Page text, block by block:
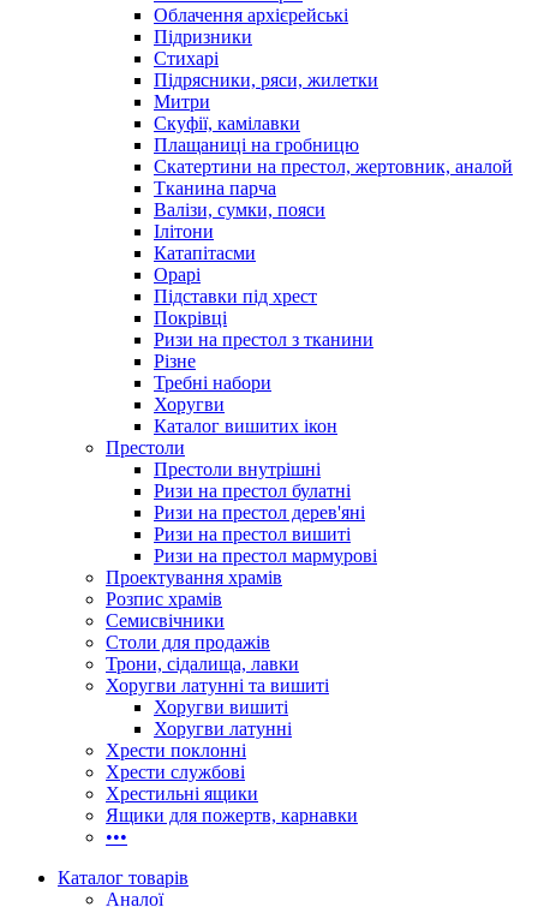
Облачення архієрейські
Підризники
Стихарі
Підрясники, ряси, жилетки
Митри
Скуфії, камілавки
Плащаниці на гробницю
Скатертини на престол, жертовник, аналой
Тканина парча
Валізи, сумки, пояси
Ілітони
Катапітасми
Орарі
Підставки під хрест
Покрівці
Ризи на престол з тканини
Різне
Требні набори
Хоругви
Каталог вишитих ікон
Престоли
Престоли внутрішні
Ризи на престол булатні
Ризи на престол дерев'яні
Ризи на престол вишиті
Ризи на престол мармурові
Проектування храмів
Розпис храмів
Семисвічники
Столи для продажів
Трони, сідалища, лавки
Хоругви латунні та вишиті
Хоругви вишиті
Хоругви латунні
Хрести поклонні
Хрести службові
Хрестильні ящики
Ящики для пожертв, карнавки
•••
Каталог товарів
Аналої